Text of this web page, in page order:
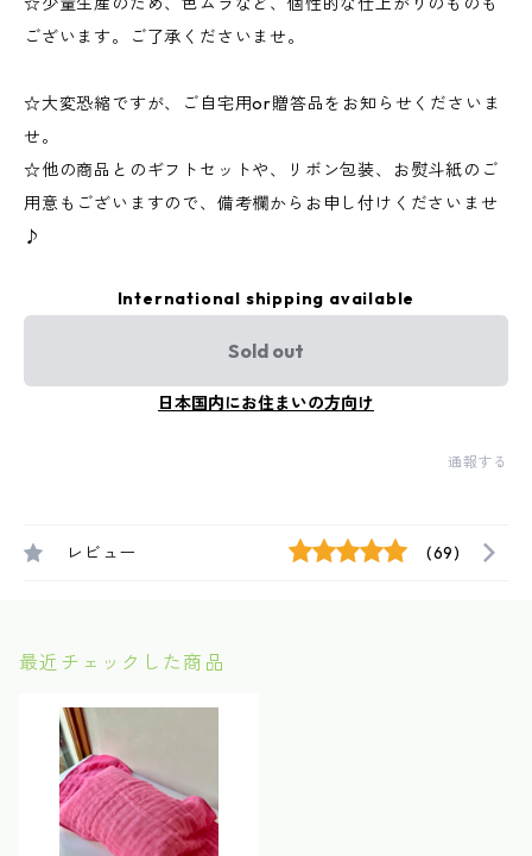
ございます。ご了承くださいませ。
☆大変恐縮ですが、ご自宅用or贈答品をお知らせくださいま
せ。
☆他の商品とのギフトセットや、リボン包装、お熨斗紙のご
用意もございますので、備考欄からお申し付けくださいませ
♪
International shipping available
Sold out
日本国内にお住まいの方向け
通報する
レビュー (69)
最近チェックした商品